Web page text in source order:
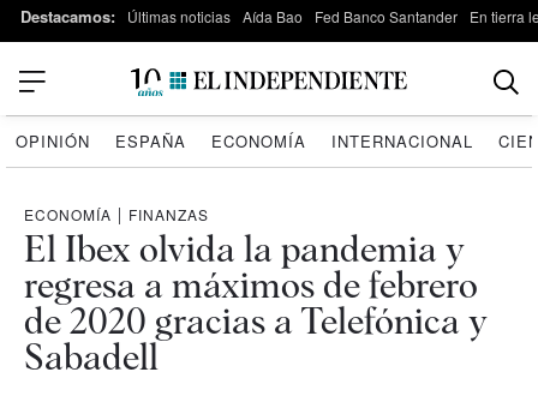
Destacamos: Últimas noticias Aída Bao Fed Banco Santander En tierra
OPINIÓN ESPAÑA ECONOMÍA INTERNACIONAL
ECONOMÍA | FINANZAS
El Ibex olvida la pandemia y
regresa a máximos de febrero
de 2020 gracias a Telefónica y
Sabadell